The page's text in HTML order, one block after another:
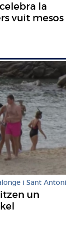
la
vuit mesos
i Sant Antoni
un